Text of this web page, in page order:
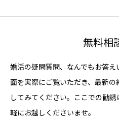
無料相
婚活の疑問質問、なんでもお答
面を実際にご覧いただき、最新
してみてください。ここでの勧
軽にお越しくださいませ。